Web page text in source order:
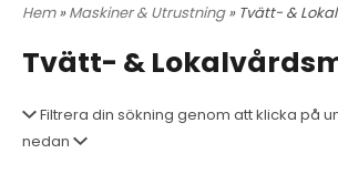
Hem»Maskiner & Utrustning» Tvätt- &
Tvätt- &
Filtrera din sökning genom att klicka på
nedan